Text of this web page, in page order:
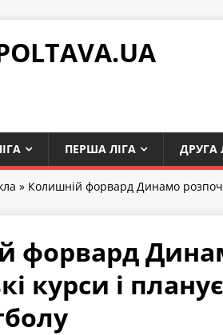
ПЕРША ЛІГА ДРУГА
» Колишній форвард Динамо
форвард
курси і